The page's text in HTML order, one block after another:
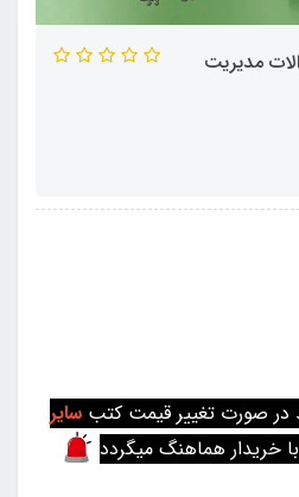
مدیریت
در صورت تغییر قیمت کتب سایر
خریدار هماهنگ میگردد